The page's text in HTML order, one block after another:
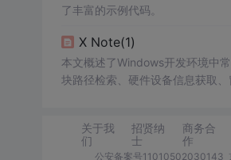
了丰富的示例代码。
X Note(1)
本文概述了Windows开发环境中
块路径检索、硬件设备信息获取
关于我
们
招贤纳
士
商务合
作
公安备案号11010502030143